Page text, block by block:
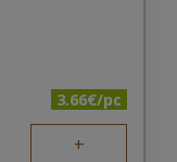
3.66€/pc
+